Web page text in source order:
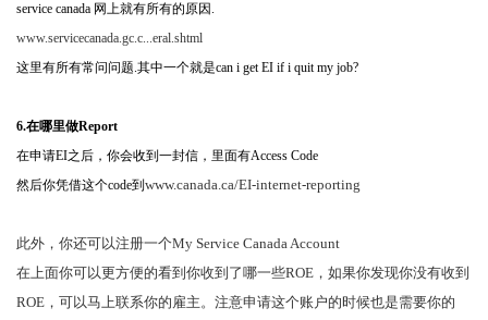
service canada 网上就有所有的原因.
www.servicecanada.gc.c...eral.shtml
这里有所有常问问题.其中一个就是can i get EI if i quit my job?
6.在哪里做Report
在申请EI之后，你会收到一封信，里面有Access Code
然后你凭借这个code到 www.canada.ca/EI-internet-reporting
此外，你还可以注册一个My Service Canada Account
在上面你可以更方便的看到你收到了哪一些ROE，如果你发现你没有收到
ROE，可以马上联系你的雇主。注意申请这个账户的时候也是需要你的